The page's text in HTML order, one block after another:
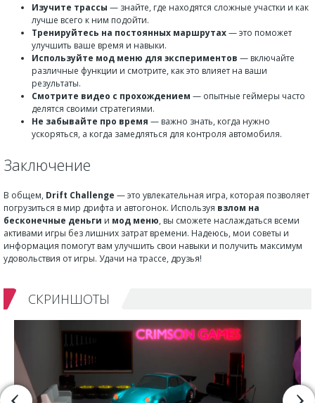
Изучите трассы — знайте, где находятся сложные участки и как
лучше всего к ним подойти.
Тренируйтесь на постоянных маршрутах— это поможет
улучшить ваше время и навыки.
Используйте мод меню для экспериментов — включайте
различные функции и смотрите, как это влияет на ваши
результаты.
Смотрите видео с прохождением — опытные геймеры часто
делятся своими стратегиями.
Не забывайте про время — важно знать, когда нужно
ускоряться, а когда замедляться для контроля автомобиля.
Заключение
В общем, Drift Challenge — это увлекательная игра, которая позволяет
погрузиться в мир дрифта и автогонок. Используя взлом на
бесконечные деньги и мод меню, вы сможете наслаждаться всеми
активами игры без лишних затрат времени. Надеюсь, мои советы и
информация помогут вам улучшить свои навыки и получить максимум
удовольствия от игры. Удачи на трассе, друзья!
СКРИНШОТЫ